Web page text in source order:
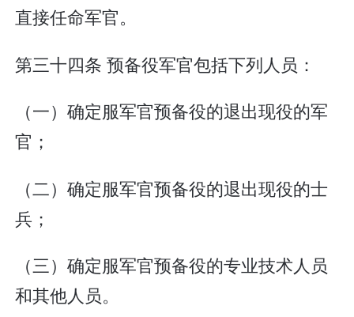
直接任命军官。
第三十四条 预备役军官包括下列人员：
（一）确定服军官预备役的退出现役的军
官；
（二）确定服军官预备役的退出现役的士
兵；
（三）确定服军官预备役的专业技术人员
和其他人员。